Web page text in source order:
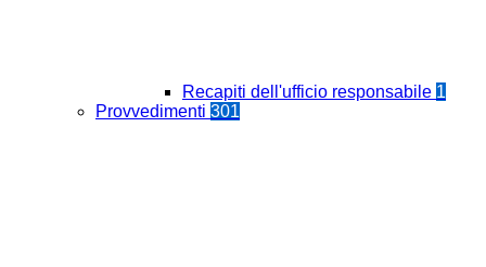
Recapiti dell'ufficio responsabile 1
Provvedimenti 301